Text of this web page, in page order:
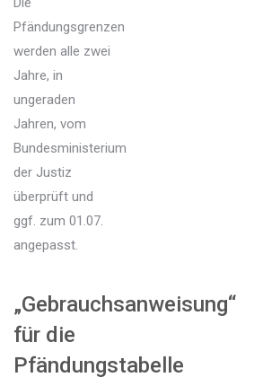
Pfändungsgrenzen
werden alle zwei
Jahre, in
ungeraden
Jahren, vom
Bundesministerium
der Justiz
überprüft und
ggf. zum 01.07.
angepasst.
„Gebrauchsanweisung“
für die
Pfändungstabelle